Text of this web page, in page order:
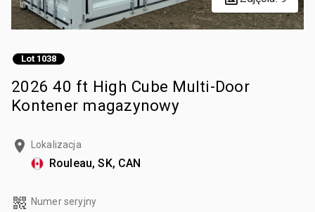
Lot 1038
2026 40 ft High Cube Multi-Door
Kontener magazynowy
Lokalizacja
Rouleau, SK, CAN
Numer seryjny